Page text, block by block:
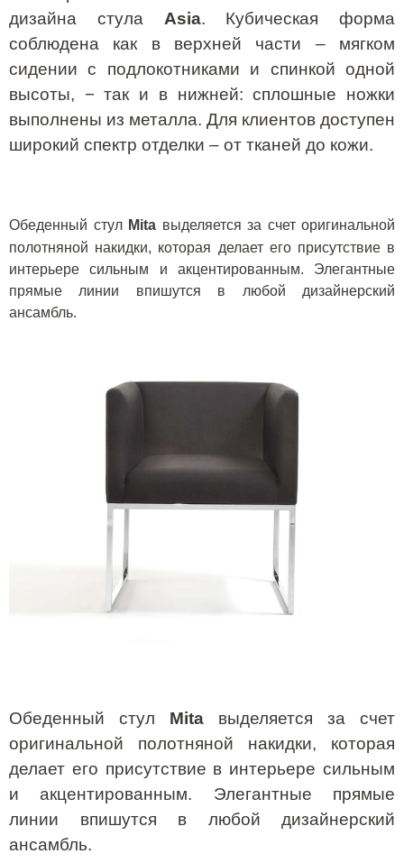
дизайна стула Asia. Кубическая форма
соблюдена как в верхней части – мягком
сидении с подлокотниками и спинкой одной
высоты, − так и в нижней: сплошные ножки
выполнены из металла. Для клиентов доступен
широкий спектр отделки – от тканей до кожи.
Обеденный стул Mita выделяется за счет оригинальной
полотняной накидки, которая делает его присутствие в
интерьере сильным и акцентированным. Элегантные
прямые линии впишутся в любой дизайнерский
ансамбль.
Обеденный стул Mita выделяется за счет
оригинальной полотняной накидки, которая
делает его присутствие в интерьере сильным
и акцентированным. Элегантные прямые
линии впишутся в любой дизайнерский
ансамбль.